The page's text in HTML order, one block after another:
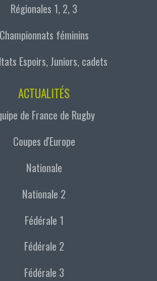
Régionales 1, 2, 3
Championnats féminins
Espoirs, Juniors, cadets
ACTUALITÉS
de France de Rugby
Coupes d'Europe
Nationale
Nationale 2
Fédérale 1
Fédérale 2
Fédérale 3